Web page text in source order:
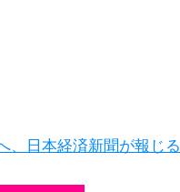
、日本経済新聞が報じる